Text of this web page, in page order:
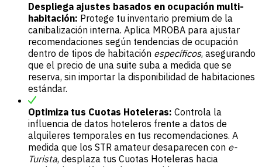
Despliega ajustes basados en ocupación multi-
habitación: Protege tu inventario premium de la
canibalización interna. Aplica MROBA para ajustar
recomendaciones según tendencias de ocupación
dentro de tipos de habitación específicos, asegurando
que el precio de una suite suba a medida que se
reserva, sin importar la disponibilidad de habitaciones
estándar.
Optimiza tus Cuotas Hoteleras: Controla la
influencia de datos hoteleros frente a datos de
alquileres temporales en tus recomendaciones. A
medida que los STR amateur desaparecen con e-
Turista, desplaza tus Cuotas Hoteleras hacia